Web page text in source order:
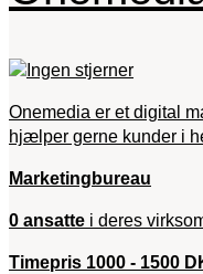
Onemedia er et digital
hjælper gerne kunder i
Marketingbureau
0 ansatte i deres
Timepris 1000 - 1500